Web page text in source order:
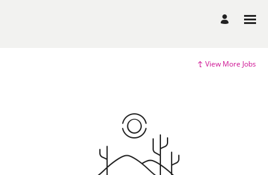
View More Jobs